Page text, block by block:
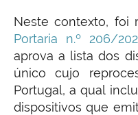
Neste contexto, foi
Portaria n.º 206/
aprova a lista dos
único cujo
Portugal, a qual
dispositivos que